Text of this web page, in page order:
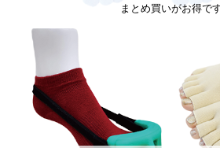
まとめ買いがお得で